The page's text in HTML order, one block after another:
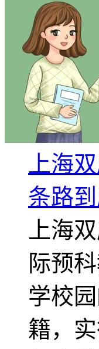
上海
条路到
上海
际预
学校
籍，